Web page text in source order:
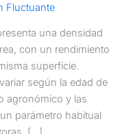
Fluctuante
una densidad
con un rendimiento
superficie.
según la edad de
agronómico y las
parámetro habitual